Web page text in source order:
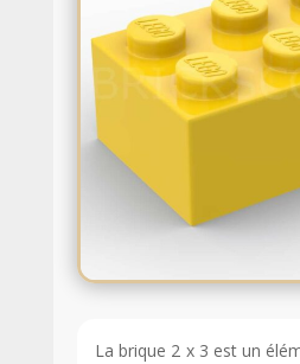
La brique 2 x 3 est un